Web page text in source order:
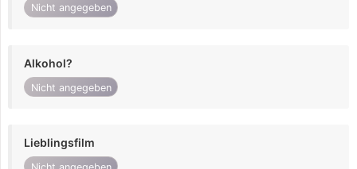
Nicht angegeben
Alkohol?
Nicht angegeben
Lieblingsfilm